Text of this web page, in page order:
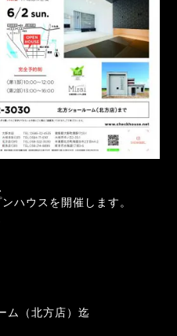
ハウスを開催します。
ム（北方店）迄